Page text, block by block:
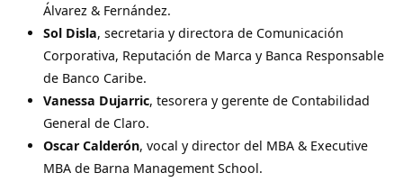
Álvarez & Fernández.
Sol Disla, secretaria y directora de Comunicación
Corporativa, Reputación de Marca y Banca Responsable
de Banco Caribe.
Vanessa Dujarric, tesorera y gerente de Contabilidad
General de Claro.
Oscar Calderón, vocal y director del MBA & Executive
MBA de Barna Management School.